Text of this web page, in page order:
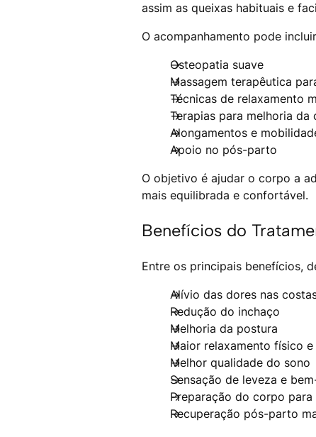
assim as queixas habituais e
O acompanhamento pode
Osteopatia suave
Massagem terapêutica
Técnicas de relaxamento
Terapias para melhoria da
Alongamentos e
Apoio no pós-parto
O objetivo é ajudar o corpo a
mais equilibrada e confortável.
Benefícios do
Entre os principais benefícios,
Alívio das dores nas
Redução do inchaço
Melhoria da postura
Maior relaxamento físico
Melhor qualidade do sono
Sensação de leveza e
Preparação do corpo
Recuperação pós-parto